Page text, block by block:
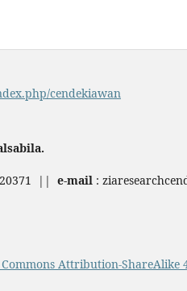
cendekiawan
20371 || e-mail :
Attribution-ShareAlike